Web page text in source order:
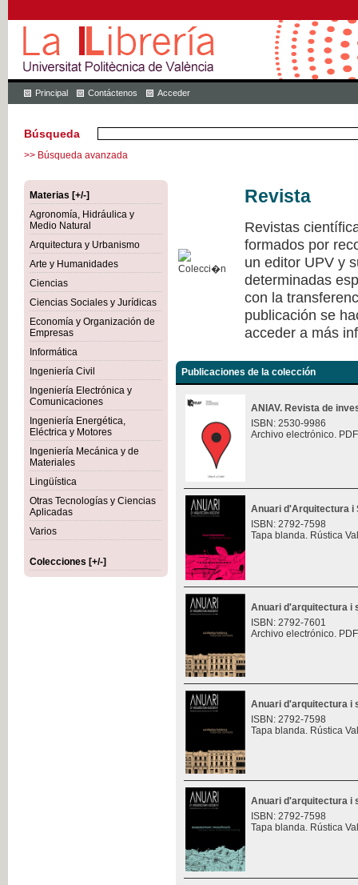
Principal Contáctenos Acceder
Búsqueda
>> Búsqueda avanzada
Materias [+/-]
Agronomía, Hidráulica y
Medio Natural
Arquitectura y Urbanismo
Arte y Humanidades
Ciencias
Ciencias Sociales y Jurídicas
Economía y Organización de
Empresas
Informática
Ingeniería Civil
Ingeniería Electrónica y
Comunicaciones
Ingeniería Energética,
Eléctrica y Motores
Ingeniería Mecánica y de
Materiales
Lingüística
Otras Tecnologías y Ciencias
Aplicadas
Varios
Colecciones [+/-]
Revista
Revistas
formados por
un editor UPV y
determinadas
con la
publicación se
acceder a más
Publicaciones de la colección
ANIAV. Revista de
ISBN: 2530-9986
Archivo electrónico.
Anuari d'Arquitectura i
ISBN: 2792-7598
Tapa blanda. Rústica
Anuari d'arquitectura i
ISBN: 2792-7601
Archivo electrónico.
Anuari d'arquitectura i
ISBN: 2792-7598
Tapa blanda. Rústica
Anuari d'arquitectura i
ISBN: 2792-7598
Tapa blanda. Rústica